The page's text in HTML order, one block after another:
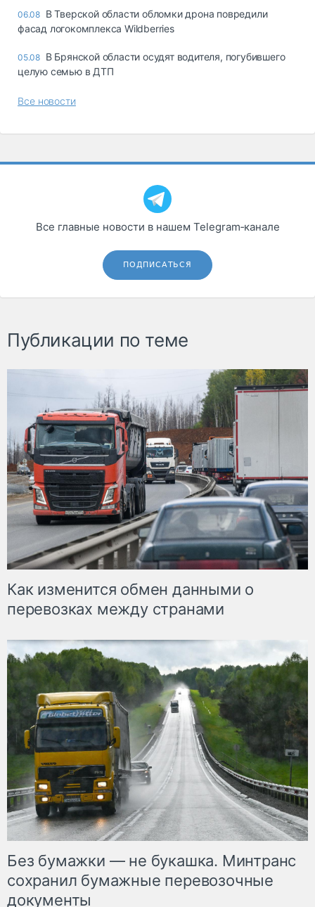
06.08 В Тверской области обломки дрона повредили
фасад логокомплекса Wildberries
05.08 В Брянской области осудят водителя, погубившего
целую семью в ДТП
Все новости
Все главные новости в нашем Telegram‑канале
ПОДПИСАТЬСЯ
Публикации по теме
Как изменится обмен данными о
перевозках между странами
Без бумажки — не букашка. Минтранс
сохранил бумажные перевозочные
документы